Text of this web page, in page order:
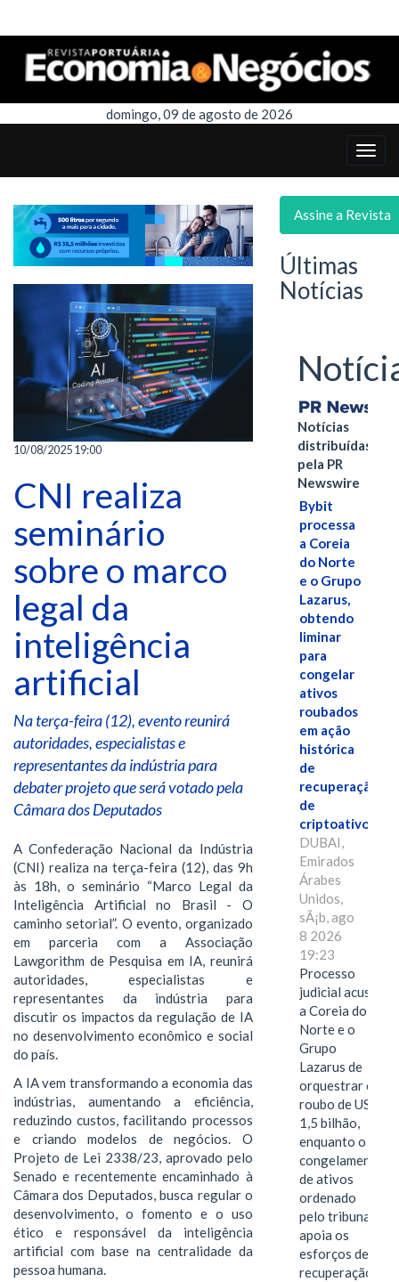
domingo, 09 de agosto de 2026
10/08/2025 19:00
CNI realiza
seminário
sobre o marco
legal da
inteligência
artificial
Na terça-feira (12), evento reunirá
autoridades, especialistas e
representantes da indústria para
debater projeto que será votado pela
Câmara dos Deputados
A Confederação Nacional da Indústria
(CNI) realiza na terça-feira (12), das 9h
às 18h, o seminário “Marco Legal da
Inteligência Artificial no Brasil - O
caminho setorial”. O evento, organizado
em parceria com a Associação
Lawgorithm de Pesquisa em IA, reunirá
autoridades, especialistas e
representantes da indústria para
discutir os impactos da regulação de IA
no desenvolvimento econômico e social
do país.
A IA vem transformando a economia das
indústrias, aumentando a eficiência,
reduzindo custos, facilitando processos
e criando modelos de negócios. O
Projeto de Lei 2338/23, aprovado pelo
Senado e recentemente encaminhado à
Câmara dos Deputados, busca regular o
desenvolvimento, o fomento e o uso
ético e responsável da inteligência
artificial com base na centralidade da
pessoa humana.
Assine a Revista
Últimas
Notícias
Notícias
distribuídas
pela PR
Newswire
Bybit
processa
a Coreia
do Norte
e o Grupo
Lazarus,
obtendo
liminar
para
congelar
ativos
roubados
em ação
histórica
de
recuperação
de
criptoativos
DUBAI,
Emirados
Árabes
Unidos,
sÃ¡b, ago
8 2026
19:23
Processo
judicial acusa
a Coreia do
Norte e o
Grupo
Lazarus de
orquestrar o
roubo de US$
1,5 bilhão,
enquanto o
congelamento
de ativos
ordenado
pelo tribunal
apoia os
esforços de
recuperação e